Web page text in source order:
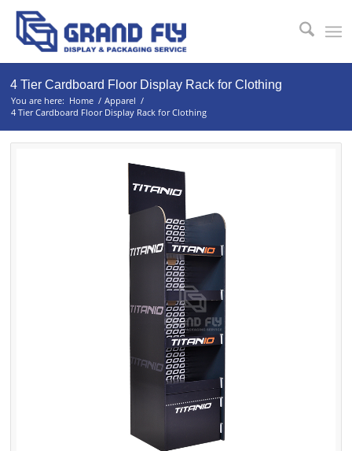
4 Tier Cardboard Floor Display Rack for Clothing
You are here: Home / Apparel /
4 Tier Cardboard Floor Display Rack for Clothing